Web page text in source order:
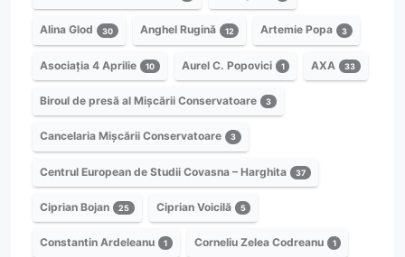
Alina Glod 30 Anghel Rugină 12 Artemie Popa 3
Asociația 4 Aprilie 10 Aurel C. Popovici 1 AXA 33
Biroul de presă al Mișcării Conservatoare 3
Cancelaria Mișcării Conservatoare 3
Centrul European de Studii Covasna – Harghita 37
Ciprian Bojan 25 Ciprian Voicilă 5
Constantin Ardeleanu 1 Corneliu Zelea Codreanu 1